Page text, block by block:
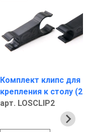
Комплект клипс для
крепления к столу
арт. LOSCLIP2